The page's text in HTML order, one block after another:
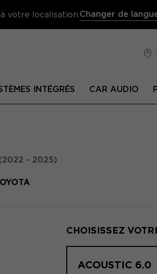
votre localisation. Changer de
INTÉGRÉS CAR AUDIO
- 2025)
CHOISISSEZ
ACOUSTIC 6.0